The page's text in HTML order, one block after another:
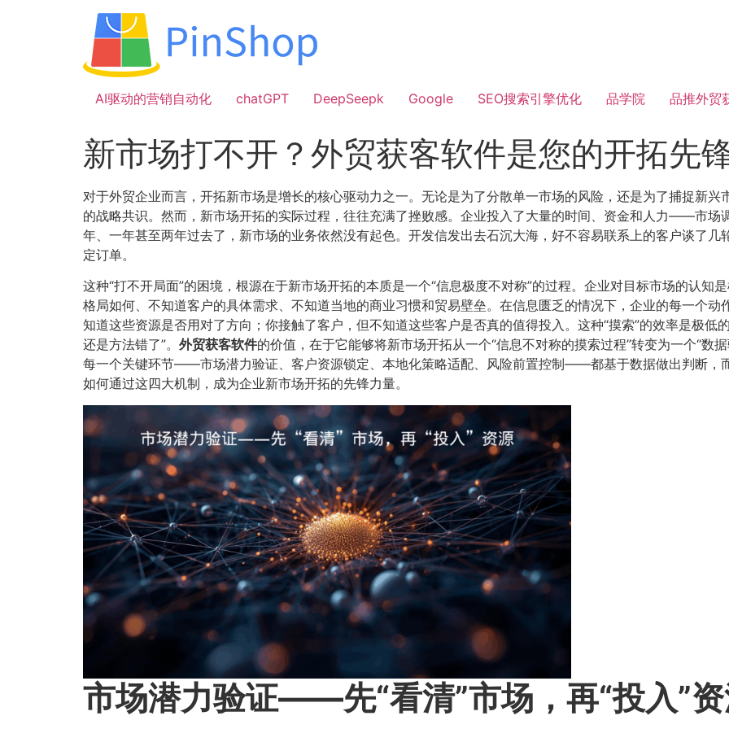
AI驱动的营销自动化
chatGPT DeepSeepk Google SEO搜索引擎优化 品学院 品推外贸
新市场打不开？外贸获客软件是您的开拓先
对于外贸企业而言，开拓新市场是增长的核心驱动力之一。无论是为了分散单一市场的风险，还是为了捕捉新兴
的战略共识。然而，新市场开拓的实际过程，往往充满了挫败感。企业投入了大量的时间、资金和人力——市
年、一年甚至两年过去了，新市场的业务依然没有起色。开发信发出去石沉大海，好不容易联系上的客户谈了
定订单。
这种“打不开局面”的困境，根源在于新市场开拓的本质是一个“信息极度不对称”的过程。企业对目标市场的认
格局如何、不知道客户的具体需求、不知道当地的商业习惯和贸易壁垒。在信息匮乏的情况下，企业的每一个
知道这些资源是否用对了方向；你接触了客户，但不知道这些客户是否真的值得投入。这种“摸索”的效率是极低
还是方法错了”。​ 外贸获客软件的价值，在于它能够将新市场开拓从一个“信息不对称的摸索过程”转变为一个“
每一个关键环节——市场潜力验证、客户资源锁定、本地化策略适配、风险前置控制——都基于数据做出判断，
如何通过这四大机制，成为企业新市场开拓的先锋力量。
市场潜力验证——先“看清”市场，再“投入”